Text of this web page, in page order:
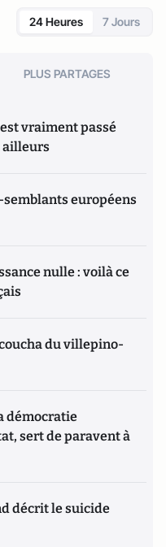
24 Heures 7 Jours
PLUS PARTAGES
vraiment passé
ailleurs
européens
nulle : voilà ce
du villepino-
démocratie
sert de paravent à
décrit le suicide